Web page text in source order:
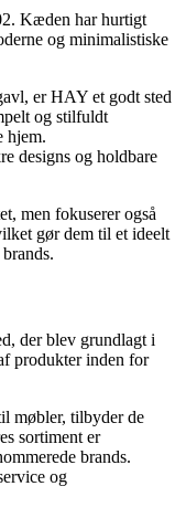
Kæden har hurtigt
og minimalistiske
er HAY et godt sted
og stilfuldt
hjem.
designs og holdbare
men fokuserer også
gør dem til et ideelt
der blev grundlagt i
produkter inden for
møbler, tilbyder de
sortiment er
brands.
og